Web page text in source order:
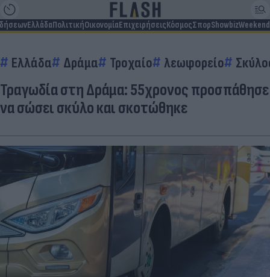
ΕλλάδαΠολιτικήΟικονομίαΕπιχειρήσειςΚόσμοςΣπορShowbizWeekend
Ελλάδα Δράμα Τροχαίο λεωφορείο
Τραγωδία στη Δράμα: 55χρονος προσπάθησε
να σώσει σκύλο και σκοτώθηκε